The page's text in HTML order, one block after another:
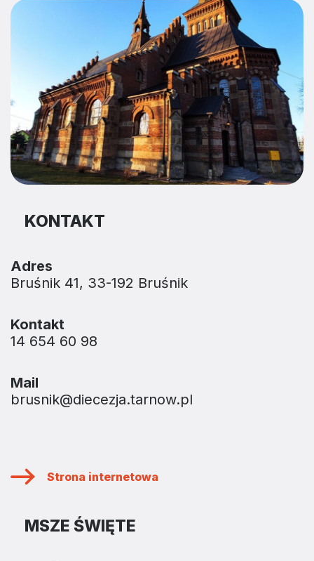
KONTAKT
Adres
Bruśnik 41, 33-192 Bruśnik
Kontakt
14 654 60 98
Mail
brusnik@diecezja.tarnow.pl
Strona internetowa
MSZE ŚWIĘTE